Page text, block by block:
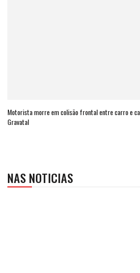
Motorista morre em colisão frontal entre carro e
Gravatal
NAS NOTICIAS